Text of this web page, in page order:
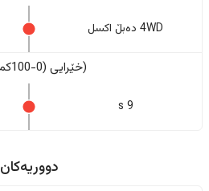
4WD دەبڵ اکسل
(خێرایی (0-100کم/کاژێر
9 s
دووریەکان